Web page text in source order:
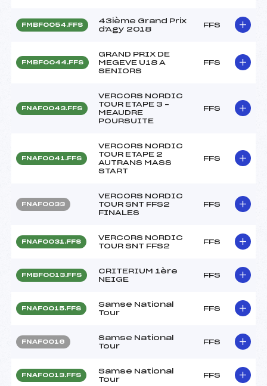
FMBF0054.FFS
43ième Grand Prix
d'Agy 2018
FFS
FMBF0044.FFS
GRAND PRIX DE
MEGEVE U18 A
SENIORS
FFS
FNAF0043.FFS
VERCORS NORDIC
TOUR ETAPE 3 –
MEAUDRE
POURSUITE
FFS
FNAF0041.FFS
VERCORS NORDIC
TOUR ETAPE 2
AUTRANS MASS
START
FFS
FNAF0033
VERCORS NORDIC
TOUR SNT FFS2
FINALES
FFS
FNAF0031.FFS
VERCORS NORDIC
TOUR SNT FFS2
FFS
FMBF0013.FFS
CRITERIUM 1ère
NEIGE
FFS
FNAF0015.FFS
Samse National
Tour
FFS
FNAF0016
Samse National
Tour
FFS
FNAF0013.FFS
Samse National
Tour
FFS